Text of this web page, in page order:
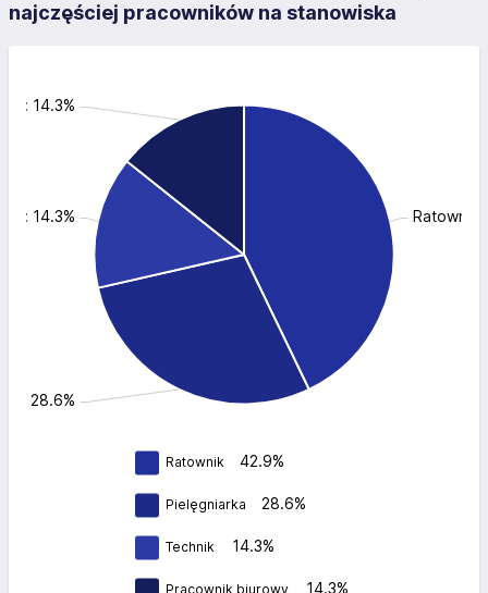
najczęściej pracowników na stanowiska
Ratownik:
28.6%
14.3%
14.3%
Ratownik 42.9%
Pielęgniarka 28.6%
Technik 14.3%
Pracownik biurowy 14.3%